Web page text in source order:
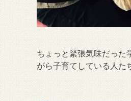
ちょっと緊張気味だった
がら子育てしている人た